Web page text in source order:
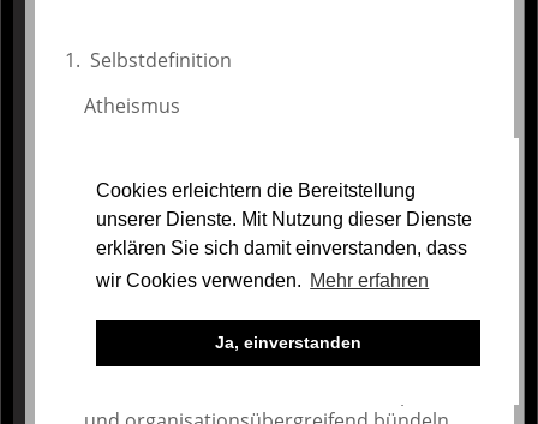
Cookies erleichtern die Bereitstellung
unserer Dienste. Mit Nutzung dieser Dienste
erklären Sie sich damit einverstanden, dass
wir Cookies verwenden. Mehr erfahren
Ja, einverstanden
Selbstdefinition
Atheismus
Ich wurde als Kind "gezwungen" Ministrant
zu werden.
Taschengeld gab es nur, wenn ich samstags
zur Beichte ging.
Elitär
Ich denke, um Laizismus bekannter zu